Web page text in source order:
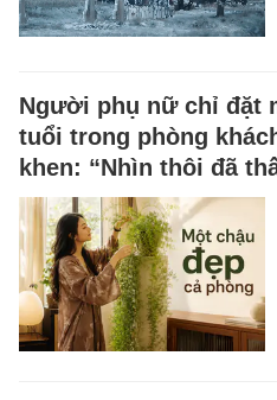
Người phụ nữ chỉ đặt
tuổi trong phòng
khen: “Nhìn thôi đã